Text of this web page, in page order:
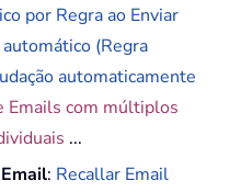
por Regra ao Enviar
(Regra
automaticamente
Emails com múltiplos
...
: Recallar Email